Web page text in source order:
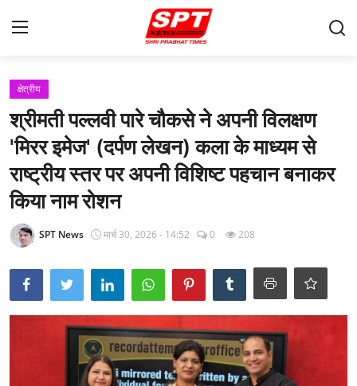
मुखपृष्ठ
Contact
About-Us
क्षेत्रीय
Gallery
क्षेत्रीय
श्रीमती पल्लवी पारे चौकसे ने अपनी विलक्षण
'मिरर इमेज' (दर्पण लेखन) कला के माध्यम से
राष्ट्रीय स्तर पर अपनी विशिष्ट पहचान बनाकर
किया नाम रोशन
SPT News मार्च 30, 2026 - 14:52 0 208